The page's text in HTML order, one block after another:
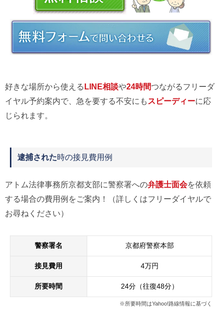
好きな場所から使えるLINE相談や24時間つながるフリーダ
イヤル予約案内で、急を要する不安にも スピーディーに応
じられます。
逮捕された時の接見費用例
アトム法律事務所京都支部に警察署への弁護士面会を依頼
する場合の費用例をご案内！（詳しくはフリーダイヤルで
お尋ねください）
警察署名 京都府警察本部
接見費用 4万円
所要時間 24分（往復48分）
※所要時間はYahoo!路線情報に基づく